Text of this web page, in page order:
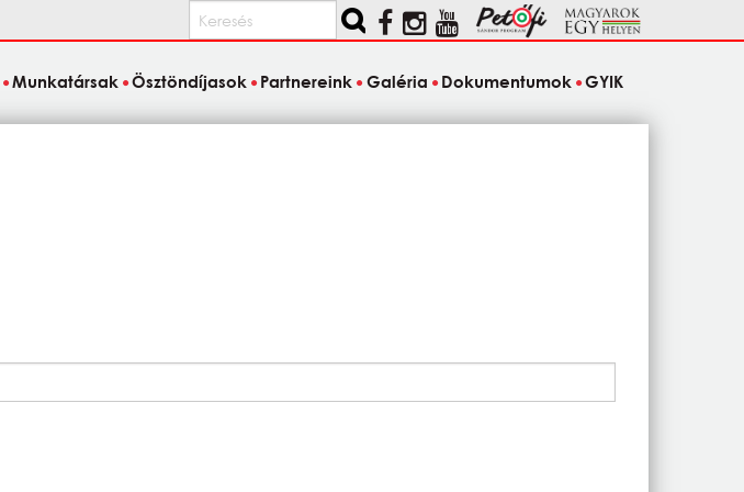
Keresés
Munkatársak Ösztöndíjasok Partnereink Galéria Dokumentumok GYIK